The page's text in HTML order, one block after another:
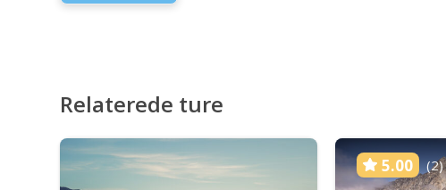
Relaterede ture
5.00 (2)